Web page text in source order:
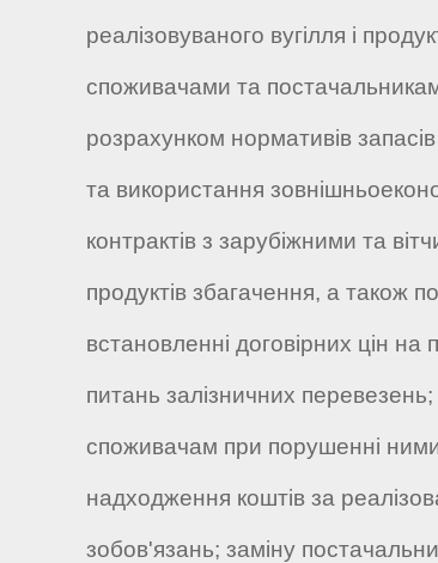
реалізовуваного вугілля і
споживачами та
розрахунком нормативів
та використання
контрактів з зарубіжними та
продуктів збагачення, а також
встановленні договірних цін
питань залізничних перевезень;
споживачам при порушенні ними
надходження коштів за
зобов'язань; заміну